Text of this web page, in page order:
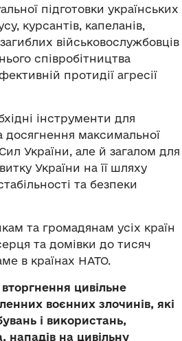
підготовки українських
курсантів, капеланів,
військовослужбовців
співробітництва
протидії агресії
інструменти для
досягнення максимальної
України, але й загалом для
України на її шляху
та безпеки
та громадянам усіх країн
та домівки до тисяч
в країнах НАТО.
цивільне
воєнних злочинів, які
і використань,
нападів на цивільну